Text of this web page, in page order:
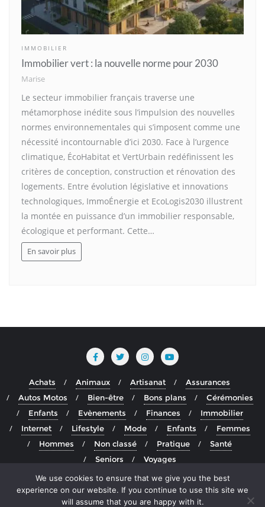
IMMOBILIER
Immobilier vert : la nouvelle norme pour 2030
Marise
Le secteur immobilier français traverse une
métamorphose inédite sous l’impulsion des nouvelles
normes environnementales qui s’imposent comme une
nécessité incontournable d’ici 2030. Face à l’urgence
climatique, ÉcoHabitat et VertUrbain redéfinissent les
critères de conception, construction et rénovation des
logements. Entre évolution législative et innovations
technologiques, ImmoÉnergie et EcoLogis2030 illustrent
la montée en puissance d’un immobilier responsable,
écologique et performant. Cette…
En savoir plus
Achats Animaux Artisanat
Assurances
Autos Motos
Bien-être Bons plans
Cérémonies
Enfants
Evènements Finances
Immobilier
Internet
Lifestyle Mode Enfants
Femmes
Hommes
Non classé Pratique
Santé
Seniors
Voyages
Copyright ©2026 Blog actualité francophone depuis le
groenland . All rights reserved.
Powered by WordPress
We use cookies to ensure that we give you the best
experience on our website. If you continue to use this site we
will assume that you are happy with it.